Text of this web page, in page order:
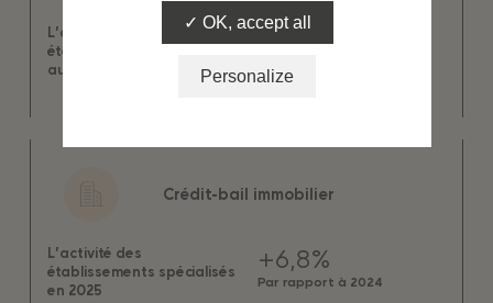
L’activité des
établissements spécialisés
au premier trimestre 2026
-0,3%
Crédit-bail immobilier
L’activité des
établissements spécialisés
en 2025
+6,8%
Par rapport à 2024
OK, accept all
Personalize